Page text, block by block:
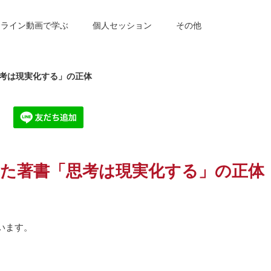
イン動画で学ぶ 個人セッション その他
は現実化する」の正体
著書「思考は現実化する」の正体
す。